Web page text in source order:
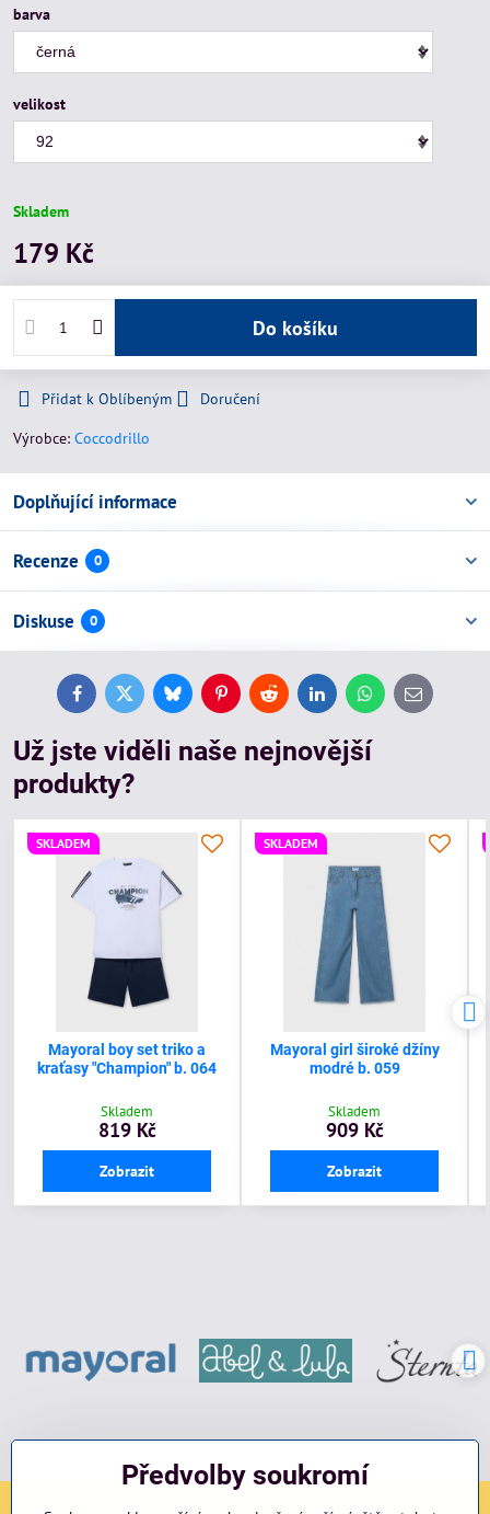
barva
velikost
Skladem
179 Kč
Do košíku
Přidat k Oblíbeným
Doručení
Výrobce: Coccodrillo
Doplňující informace
Recenze 0
Diskuse 0
FacebookTwitterBlueskyPinterestReddit LinkedInWhatsApp
E-
mail
Už jste viděli naše nejnovější
produkty?
SKLADEM
Mayoral boy set triko a
kraťasy "Champion" b. 064
Skladem
819 Kč
Zobrazit
SKLADEM
Mayoral girl široké džíny
modré b. 059
Skladem
909 Kč
Zobrazit
Předvolby soukromí